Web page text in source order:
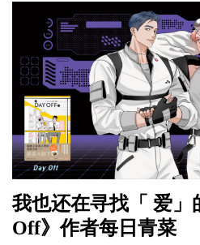
我也还在寻找「 爱
Off》作者每日青菜